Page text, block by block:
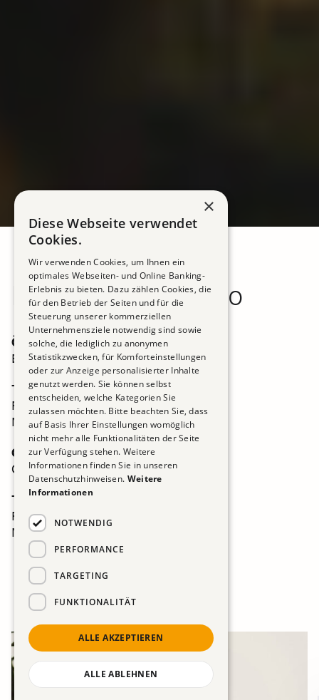
Kontakt / Contatto
Öffnungszeiten
Beratungstermine nach Vereinbarung
Tel: +39 0471 099 600
Fax: +39 0471 099 660
Mail:info@hypotirol.it
Orario di apertura
Consulenza su appuntamento
Tel: +39 0471 099 600
Fax: +39 0471 099 660
Mail:info@hypotirol.it
×
Diese Webseite verwendet
Cookies.
Wir verwenden Cookies, um Ihnen ein
optimales Webseiten- und Online Banking-
Erlebnis zu bieten. Dazu zählen Cookies, die
für den Betrieb der Seiten und für die
Steuerung unserer kommerziellen
Unternehmensziele notwendig sind sowie
solche, die lediglich zu anonymen
Statistikzwecken, für Komforteinstellungen
oder zur Anzeige personalisierter Inhalte
genutzt werden. Sie können selbst
entscheiden, welche Kategorien Sie
zulassen möchten. Bitte beachten Sie, dass
auf Basis Ihrer Einstellungen womöglich
nicht mehr alle Funktionalitäten der Seite
zur Verfügung stehen. Weitere
Informationen finden Sie in unseren
Datenschutzhinweisen. Weitere
Informationen
NOTWENDIG
PERFORMANCE
TARGETING
FUNKTIONALITÄT
ALLE AKZEPTIEREN
ALLE ABLEHNEN